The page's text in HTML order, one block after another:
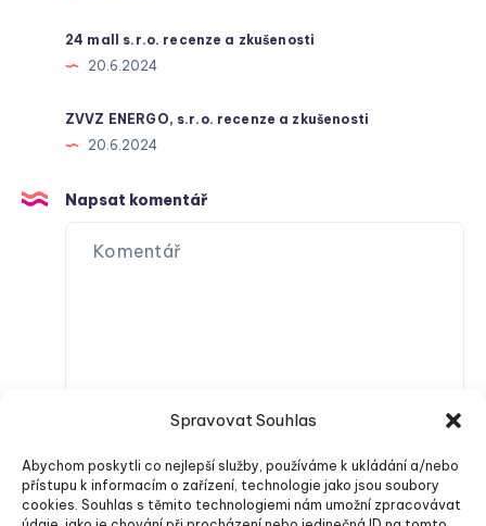
Spravovat Souhlas
Abychom poskytli co nejlepší služby, používáme k ukládání a/nebo
přístupu k informacím o zařízení, technologie jako jsou soubory
cookies. Souhlas s těmito technologiemi nám umožní zpracovávat
24 mall s.r.o. recenze a zkušenosti
20.6.2024
ZVVZ ENERGO, s.r.o. recenze a zkušenosti
20.6.2024
Napsat komentář